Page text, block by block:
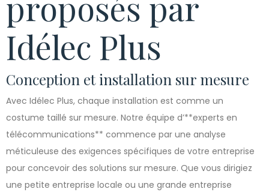
Idélec Plus
Conception et installation sur mesure
Avec Idélec Plus, chaque installation est comme un
costume taillé sur mesure. Notre équipe d’**experts en
télécommunications** commence par une analyse
méticuleuse des exigences spécifiques de votre entreprise
pour concevoir des solutions sur mesure. Que vous dirigiez
une petite entreprise locale ou une grande entreprise